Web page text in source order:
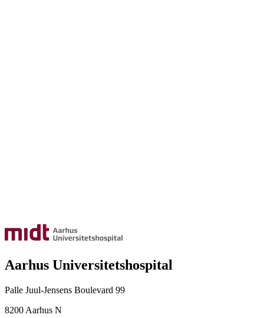
Aarhus Universitetshospital
Palle Juul-Jensens Boulevard 99
8200 Aarhus N